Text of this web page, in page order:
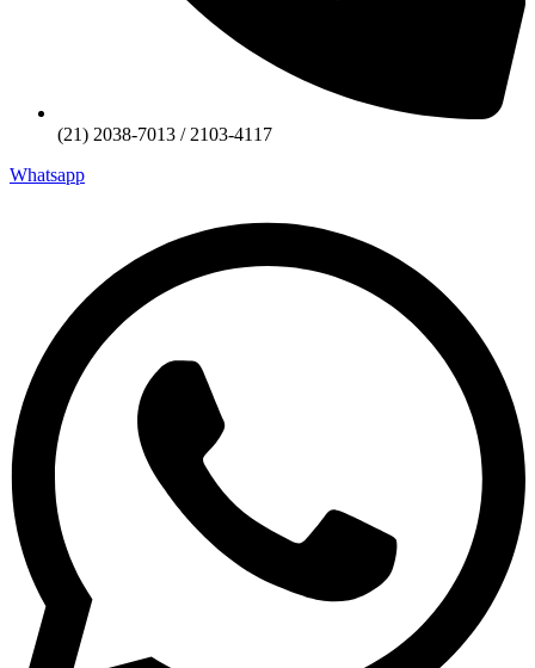
(21) 2038-7013 / 2103-4117
Whatsapp